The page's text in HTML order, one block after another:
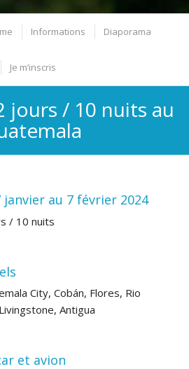
Informations Diaporama
Je m’inscris
jours / 10 nuits au
janvier au 7 février 2024
/ 10 nuits
City, Cobán, Flores, Rio
Antigua
et avion